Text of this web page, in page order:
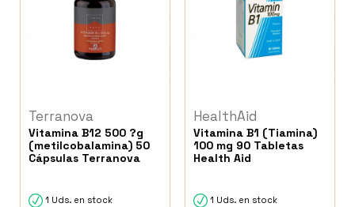
Terranova
Vitamina B12 500 ?g
(metilcobalamina) 50
Cápsulas Terranova
1 Uds. en stock
HealthAid
Vitamina B1 (Tiamina)
100 mg 90 Tabletas
Health Aid
1 Uds. en stock